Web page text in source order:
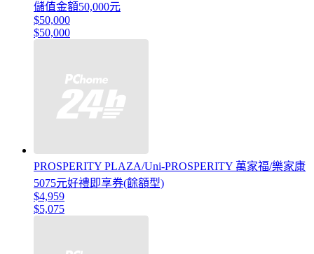
儲值金額50,000元
$50,000
$50,000
PROSPERITY PLAZA/Uni-PROSPERITY 萬家福/樂家康
5075元好禮即享券(餘額型)
$4,959
$5,075